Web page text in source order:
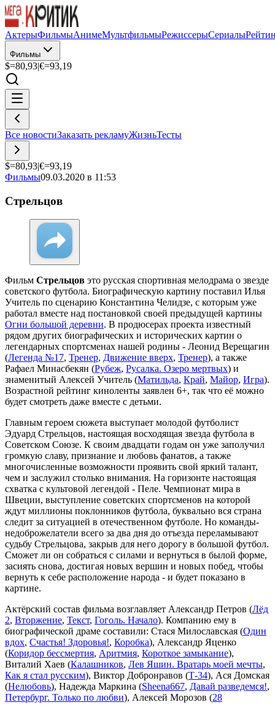
АктерыФильмыАнимеМультфильмыРежиссерыСериалы
Фильмы
$=80,93|€=93,19
Все новостиЗаказать рекламуЖизньТесты
$=80,93|€=93,19
Фильмы09.03.2020 в 11:53
Стрельцов
Фильм Стрельцов это русская спортивная мелодрама о звезде
советского футбола. Биографическую картину поставил Илья
Учитель по сценарию Константина Челидзе, с которым уже
работал вместе над постановкой своей предыдущей картины
Огни большой деревни. В продюсерах проекта известный
рядом других биографических и исторических картин о
легендарных спортсменах нашей родины - Леонид Верещагин
(Легенда №17, Тренер, Движение вверх, Тренер), а также
Рафаел Минасбекян (Рубеж, Русалка. Озеро мертвых) и
знаменитый Алексей Учитель (Матильда, Край, Майор, Игра).
Возрастной рейтинг киноленты заявлен 6+, так что её можно
будет смотреть даже вместе с детьми.
Главным героем сюжета выступает молодой футболист
Эдуард Стрельцов, настоящая восходящая звезда футбола в
Советском Союзе. К своим двадцати годам он уже заполучил
громкую славу, признание и любовь фанатов, а также
многочисленные возможности проявить свой яркий талант,
чем и заслужил столько внимания. На горизонте настоящая
схватка с культовой легендой - Пеле. Чемпионат мира в
Швеции, выступление советских спортсменов на которой
ждут миллионы поклонников футбола, буквально вся страна
следит за ситуацией в отечественном футболе. Но команды-
недоброжелатели всего за два дня до отъезда переламывают
судьбу Стрельцова, закрыв для него дорогу в большой футбол.
Сможет ли он собраться с силами и вернуться в былой форме,
засиять снова, достигая новых вершин и новых побед, чтобы
вернуть к себе расположение народа - и будет показано в
картине.
Актёрский состав фильма возглавляет Александр Петров (Лёд
2, Вторжение, Текст, Гоголь. Начало). Компанию ему в
биографической драме составили: Стася Милославская (Один
вдох, Счастья! Здоровья!, Коробка), Александр Яценко
(Коридор бессмертия, Аритмия, Короткое замыкание),
Виталий Хаев (Калашников, Лев Яшин. Вратарь моей мечты,
Как я стал русским), Виктор Добронравов (Т-34), Ася Домская
(Нелюбовь), Надежда Маркина (Sheena667, Давай разведемся!,
Петербург. Только по любви), Алексей Морозов (28